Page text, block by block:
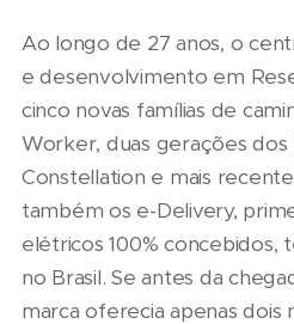
Ao longo de 27 anos, o
e desenvolvimento em
cinco novas famílias de
Worker, duas gerações dos
Constellation e mais
também os e-Delivery,
elétricos 100% concebidos,
no Brasil. Se antes da
marca oferecia apenas dois